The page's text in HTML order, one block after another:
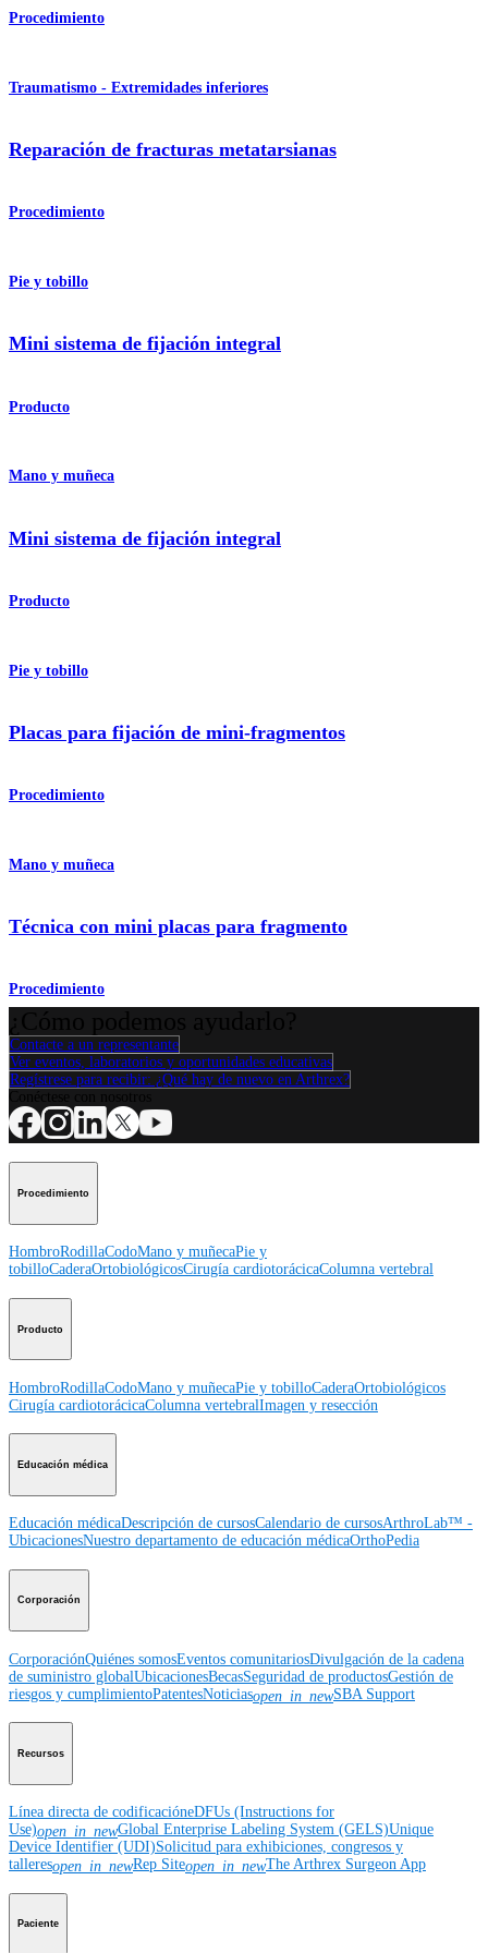
Procedimiento
Traumatismo - Extremidades inferiores
Reparación de fracturas metatarsianas
Procedimiento
Pie y tobillo
Mini sistema de fijación integral
Producto
Mano y muñeca
Mini sistema de fijación integral
Producto
Pie y tobillo
Placas para fijación de mini-fragmentos
Procedimiento
Mano y muñeca
Técnica con mini placas para fragmento
Procedimiento
Contacte a un representante
Ver eventos, laboratorios y oportunidades educativas
Regístrese para recibir: ¿Qué hay de nuevo en Arthrex?
Procedimiento
HombroRodillaCodoMano y muñecaPie y
tobilloCaderaOrtobiológicosCirugía cardiotorácicaColumna vertebral
Producto
HombroRodillaCodoMano y muñecaPie y tobilloCaderaOrtobiológicos
Cirugía cardiotorácicaColumna vertebralImagen y resección
Educación médica
Educación médicaDescripción de cursosCalendario de cursosArthroLab™ -
UbicacionesNuestro departamento de educación médicaOrthoPedia
Corporación
CorporaciónQuiénes somosEventos comunitariosDivulgación de la cadena
de suministro globalUbicacionesBecasSeguridad de productosGestión de
riesgos y cumplimientoPatentesNoticiasopen_in_newSBA Support
Recursos
Línea directa de codificacióneDFUs (Instructions for
Use)open_in_newGlobal Enterprise Labeling System (GELS)Unique
Device Identifier (UDI)Solicitud para exhibiciones, congresos y
talleresopen_in_newRep Siteopen_in_newThe Arthrex Surgeon App
Paciente